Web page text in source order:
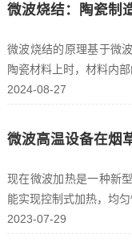
微波烧结：陶瓷制
微波烧结的原理基于微
陶瓷材料上时，材料内
2024-08-27
微波高温设备在烟
现在微波加热是一种新
能实现控制式加热，均
2023-07-29